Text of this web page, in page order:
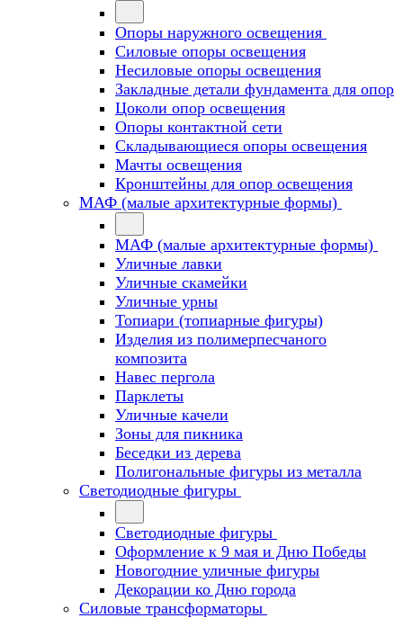
Опоры наружного освещения
Силовые опоры освещения
Несиловые опоры освещения
Закладные детали фундамента для опор
Цоколи опор освещения
Опоры контактной сети
Cкладывающиеся опоры освещения
Мачты освещения
Кронштейны для опор освещения
МАФ (малые архитектурные формы)
МАФ (малые архитектурные формы)
Уличные лавки
Уличные скамейки
Уличные урны
Топиари (топиарные фигуры)
Изделия из полимерпесчаного
композита
Навес пергола
Парклеты
Уличные качели
Зоны для пикника
Беседки из дерева
Полигональные фигуры из металла
Светодиодные фигуры
Светодиодные фигуры
Оформление к 9 мая и Дню Победы
Новогодние уличные фигуры
Декорации ко Дню города
Силовые трансформаторы